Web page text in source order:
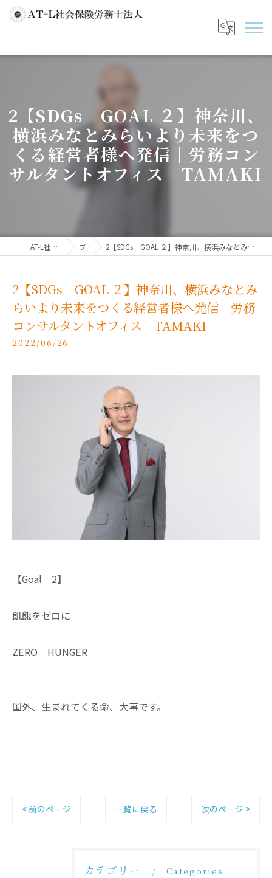
2【SDGs GOAL ２】神奈川、
横浜みなとみらいより未来をつ
くる経営者様へ発信｜労務コン
サルタントオフィス TAMAKI
AT-L社会保険労務士法人 ブログ 2【SDGs GOAL ２】神奈川、横浜みなとみらいより未来をつくる経営者様へ発信｜労務コンサルタントオフィス TAMAKI
2【SDGs GOAL ２】神奈川、横浜みなとみ
らいより未来をつくる経営者様へ発信｜労務
コンサルタントオフィス TAMAKI
2022/06/26
【Goal 2】
飢餓をゼロに
ZERO HUNGER
国外、生まれてくる命、大事です。
< 前のページ 一覧に戻る 次のページ >
カテゴリー Categories